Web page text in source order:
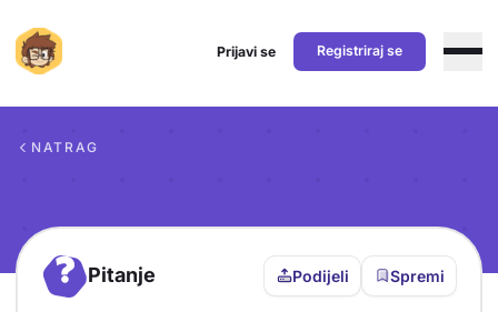
Prijavi se Registriraj se
NATRAG
? Pitanje Podijeli Spremi